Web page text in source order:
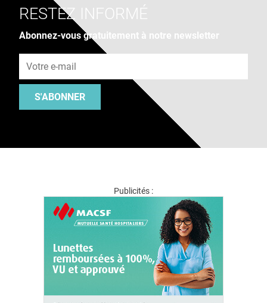
RESTEZ INFORMÉ
Abonnez-vous gratuitement à notre newsletter
S'ABONNER
Publicités :